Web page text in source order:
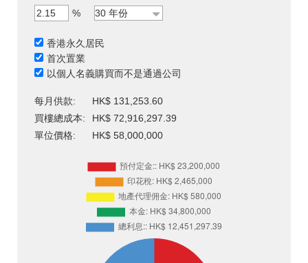
%
香港永久居民
首次置業
以個人名義購買而不是通過公司
每月供款:
HK$ 131,253.60
買樓總成本:
HK$ 72,916,297.39
單位價格:
HK$ 58,000,000